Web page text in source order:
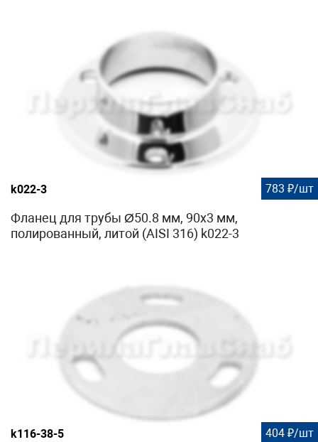
k022-3 783 ₽/шт
Фланец для трубы Ø50.8 мм, 90х3 мм,
полированный, литой (AISI 316) k022-3
k116-38-5 404 ₽/шт